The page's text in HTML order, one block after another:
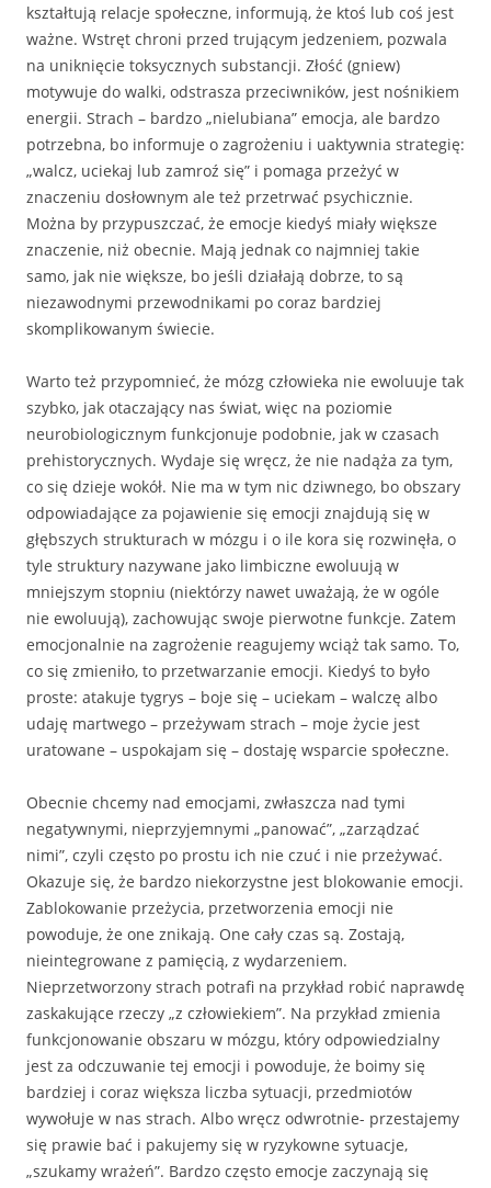
kształtują relacje społeczne, informują, że ktoś lub coś jest
ważne. Wstręt chroni przed trującym jedzeniem, pozwala
na uniknięcie toksycznych substancji. Złość (gniew)
motywuje do walki, odstrasza przeciwników, jest nośnikiem
energii. Strach – bardzo „nielubiana” emocja, ale bardzo
potrzebna, bo informuje o zagrożeniu i uaktywnia strategię:
„walcz, uciekaj lub zamroź się” i pomaga przeżyć w
znaczeniu dosłownym ale też przetrwać psychicznie.
Można by przypuszczać, że emocje kiedyś miały większe
znaczenie, niż obecnie. Mają jednak co najmniej takie
samo, jak nie większe, bo jeśli działają dobrze, to są
niezawodnymi przewodnikami po coraz bardziej
skomplikowanym świecie.
Warto też przypomnieć, że mózg człowieka nie ewoluuje tak
szybko, jak otaczający nas świat, więc na poziomie
neurobiologicznym funkcjonuje podobnie, jak w czasach
prehistorycznych. Wydaje się wręcz, że nie nadąża za tym,
co się dzieje wokół. Nie ma w tym nic dziwnego, bo obszary
odpowiadające za pojawienie się emocji znajdują się w
głębszych strukturach w mózgu i o ile kora się rozwinęła, o
tyle struktury nazywane jako limbiczne ewoluują w
mniejszym stopniu (niektórzy nawet uważają, że w ogóle
nie ewoluują), zachowując swoje pierwotne funkcje. Zatem
emocjonalnie na zagrożenie reagujemy wciąż tak samo. To,
co się zmieniło, to przetwarzanie emocji. Kiedyś to było
proste: atakuje tygrys – boje się – uciekam – walczę albo
udaję martwego – przeżywam strach – moje życie jest
uratowane – uspokajam się – dostaję wsparcie społeczne.
Obecnie chcemy nad emocjami, zwłaszcza nad tymi
negatywnymi, nieprzyjemnymi „panować”, „zarządzać
nimi”, czyli często po prostu ich nie czuć i nie przeżywać.
Okazuje się, że bardzo niekorzystne jest blokowanie emocji.
Zablokowanie przeżycia, przetworzenia emocji nie
powoduje, że one znikają. One cały czas są. Zostają,
nieintegrowane z pamięcią, z wydarzeniem.
Nieprzetworzony strach potrafi na przykład robić naprawdę
zaskakujące rzeczy „z człowiekiem”. Na przykład zmienia
funkcjonowanie obszaru w mózgu, który odpowiedzialny
jest za odczuwanie tej emocji i powoduje, że boimy się
bardziej i coraz większa liczba sytuacji, przedmiotów
wywołuje w nas strach. Albo wręcz odwrotnie- przestajemy
się prawie bać i pakujemy się w ryzykowne sytuacje,
„szukamy wrażeń”. Bardzo często emocje zaczynają się